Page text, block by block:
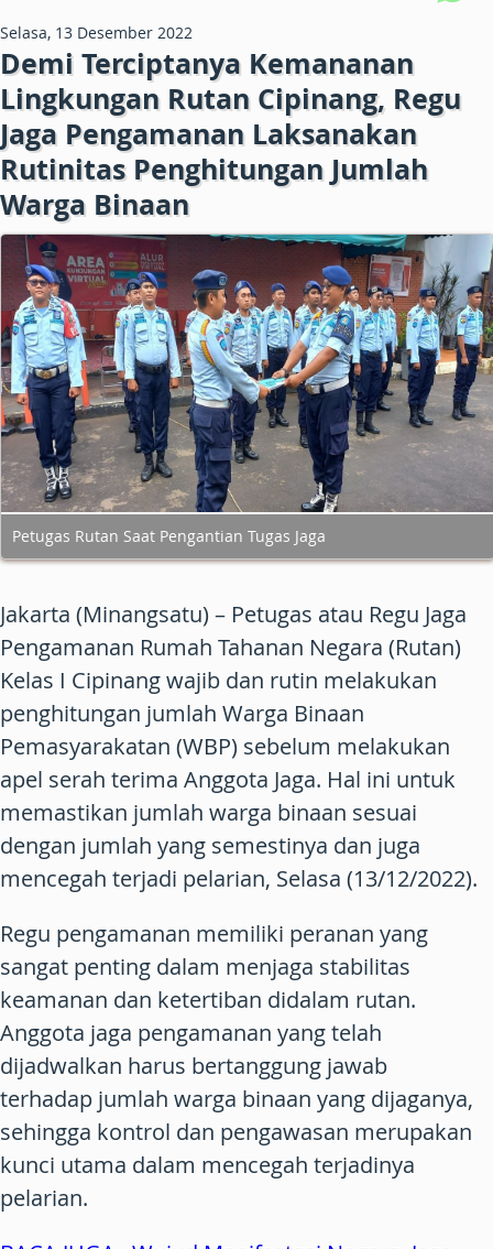
Selasa, 13 Desember 2022
Demi Terciptanya Kemananan
Lingkungan Rutan Cipinang, Regu
Jaga Pengamanan Laksanakan
Rutinitas Penghitungan Jumlah
Warga Binaan
Petugas Rutan Saat Pengantian Tugas Jaga
Jakarta (Minangsatu) – Petugas atau Regu Jaga
Pengamanan Rumah Tahanan Negara (Rutan)
Kelas I Cipinang wajib dan rutin melakukan
penghitungan jumlah Warga Binaan
Pemasyarakatan (WBP) sebelum melakukan
apel serah terima Anggota Jaga. Hal ini untuk
memastikan jumlah warga binaan sesuai
dengan jumlah yang semestinya dan juga
mencegah terjadi pelarian, Selasa (13/12/2022).
Regu pengamanan memiliki peranan yang
sangat penting dalam menjaga stabilitas
keamanan dan ketertiban didalam rutan.
Anggota jaga pengamanan yang telah
dijadwalkan harus bertanggung jawab
terhadap jumlah warga binaan yang dijaganya,
sehingga kontrol dan pengawasan merupakan
kunci utama dalam mencegah terjadinya
pelarian.